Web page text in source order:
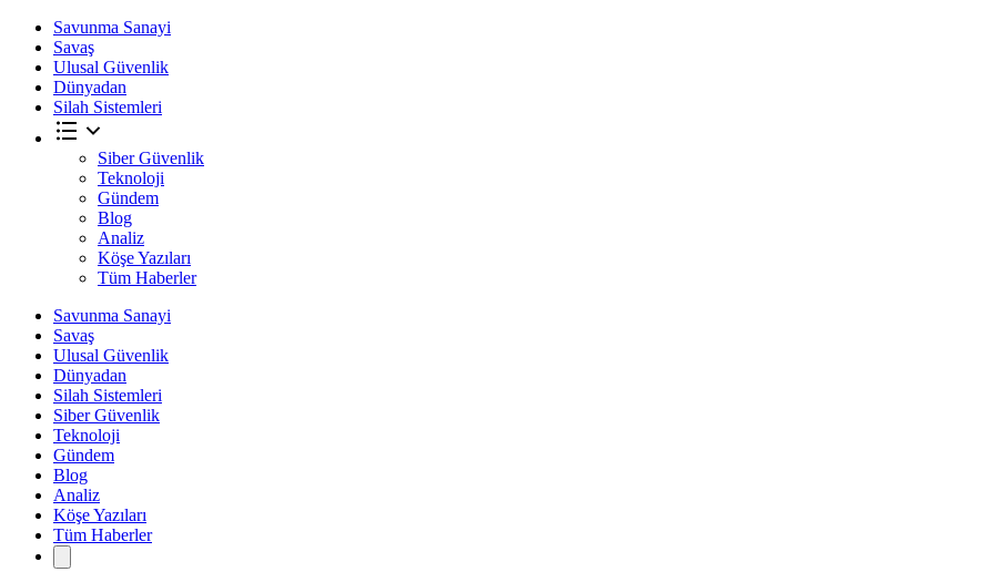
Savunma Sanayi
Savaş
Ulusal Güvenlik
Dünyadan
Silah Sistemleri
Siber Güvenlik
Teknoloji
Gündem
Blog
Analiz
Köşe Yazıları
Tüm Haberler
Savunma Sanayi
Savaş
Ulusal Güvenlik
Dünyadan
Silah Sistemleri
Siber Güvenlik
Teknoloji
Gündem
Blog
Analiz
Köşe Yazıları
Tüm Haberler